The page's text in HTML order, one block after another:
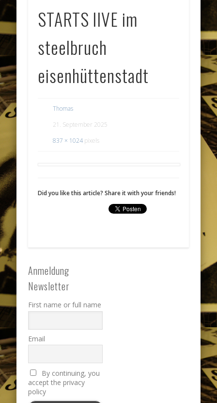
STARTS lIVE im
steelbruch
eisenhüttenstadt
Thomas
21. September 2025
837 × 1024 pixels
Did you like this article? Share it with your friends!
Anmeldung
Newsletter
First name or full name
Email
By continuing, you
accept the privacy
policy